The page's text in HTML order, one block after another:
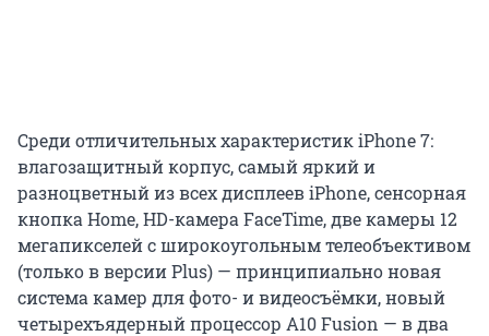
Среди отличительных характеристик iPhone 7:
влагозащитный корпус, самый яркий и
разноцветный из всех дисплеев iPhone, сенсорная
кнопка Home, HD-камера FaceTime, две камеры 12
мегапикселей с широкоугольным телеобъективом
(только в версии Plus) — принципиально новая
система камер для фото- и видеосъёмки, новый
четырехъядерный процессор A10 Fusion — в два